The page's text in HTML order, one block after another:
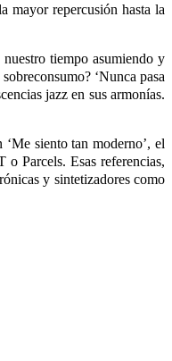
mayor repercusión hasta la
tiempo asumiendo y
‘Nunca pasa
jazz en sus armonías.
siento tan moderno’, el
Parcels. Esas referencias,
y sintetizadores como